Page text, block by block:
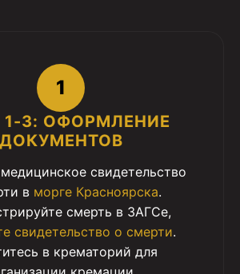
1
1-3: ОФОРМЛЕНИЕ
ДОКУМЕНТОВ
свидетельство
в морге Красноярска.
смерть в ЗАГСе,
свидетельство о смерти.
в крематорий для